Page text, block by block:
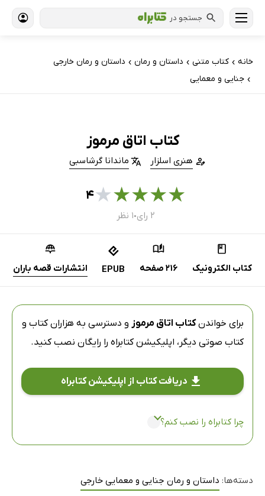
جستجو در
خانه › کتاب‌ متنی › داستان و رمان › داستان و رمان خارجی
› جنایی و معمایی
کتاب اتاق مرموز
هنری اسلزار ماندانا گرشاسبی
★
★
★
★
★۴
۲ رای ● ۱ نظر
کتاب الکترونیک 216 صفحه EPUB انتشارات قصه باران
برای خواندنکتاب اتاق مرموز و دسترسی به هزاران کتاب و
کتاب صوتی دیگر، اپلیکیشن کتابراه را رایگان نصب کنید.
دریافت کتاب از اپلیکیشن کتابراه
چرا کتابراه را نصب کنم؟
دسته‌ها: داستان و رمان جنایی و معمایی خارجی